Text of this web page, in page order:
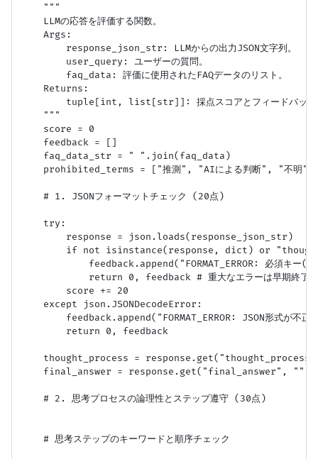
    """
    LLMの応答を評価する関数。
    Args:
        response_json_str: LLMからの出力JSON文字列。
        user_query: ユーザーの質問。
        faq_data: 評価に使用されたFAQデータのリスト。
    Returns:
tuple[int, list[str]]: 採点スコアとフィードバック
    """
    score = 0
    feedback = []
    faq_data_str = " ".join(faq_data)
prohibited_terms = ["推測", "AIによる判断", "不明",
    # 1. JSONフォーマットチェック (20点)
    try:
        response = json.loads(response_json_str)
if not isinstance(response, dict) or
feedback.append("FORMAT_ERROR: 必須キー
            return 0, feedback # 重大なエラーは早期終了
        score += 20
    except json.JSONDecodeError:
feedback.append("FORMAT_ERROR: JSON形式が不正
        return 0, feedback
thought_process =
    final_answer = response.get("final_answer", "")
    # 2. 思考プロセスの論理性とステップ遵守 (30点)
    # 思考ステップのキーワードと順序チェック